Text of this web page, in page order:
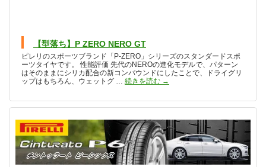
【型落ち】P ZERO NERO GT
ピレリのスポーツブランド「P-ZERO」シリーズのスタンダードスポ
ーツタイヤです。 性能評価 先代のNEROの進化モデルで、パターン
はそのままにシリカ配合の新コンパウンドにしたことで、ドライグリ
ップはもちろん、ウェットグ … 続きを読む 【型落ち】P ZERO NERO GT
→